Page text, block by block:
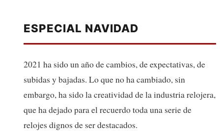
ESPECIAL NAVIDAD
2021 ha sido un año de cambios, de expectativas, de
subidas y bajadas. Lo que no ha cambiado, sin
embargo, ha sido la creatividad de la industria relojera,
que ha dejado para el recuerdo toda una serie de
relojes dignos de ser destacados.